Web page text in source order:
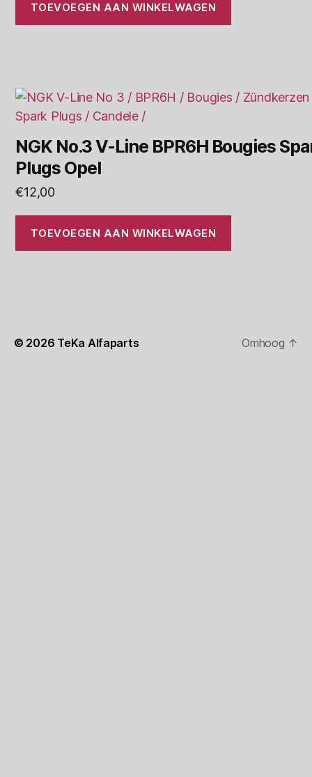
TOEVOEGEN AAN WINKELWAGEN
NGK No.3 V-Line BPR6H Bougies
Plugs Opel
€12,00
TOEVOEGEN AAN WINKELWAGEN
© 2026 TeKa Alfaparts Omhoog ↑